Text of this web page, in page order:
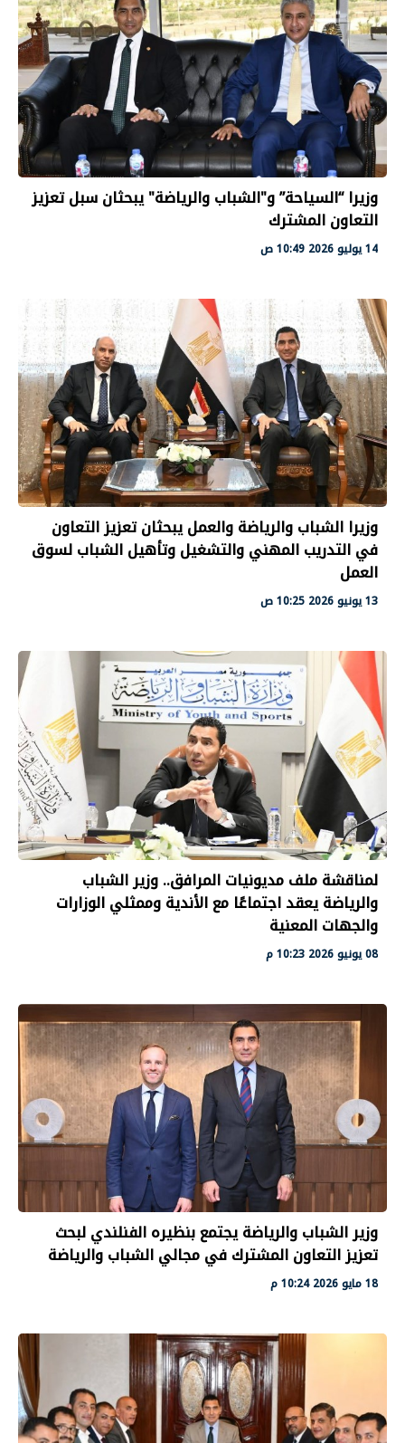
وزيرا “السياحة” و"الشباب والرياضة" يبحثان سبل تعزيز
التعاون المشترك
14 يوليو 2026 10:49 ص
وزيرا الشباب والرياضة والعمل يبحثان تعزيز التعاون
في التدريب المهني والتشغيل وتأهيل الشباب لسوق
العمل
13 يونيو 2026 10:25 ص
لمناقشة ملف مديونيات المرافق.. وزير الشباب
والرياضة يعقد اجتماعًا مع الأندية وممثلي الوزارات
والجهات المعنية
08 يونيو 2026 10:23 م
وزير الشباب والرياضة يجتمع بنظيره الفنلندي لبحث
تعزيز التعاون المشترك في مجالي الشباب والرياضة
18 مايو 2026 10:24 م